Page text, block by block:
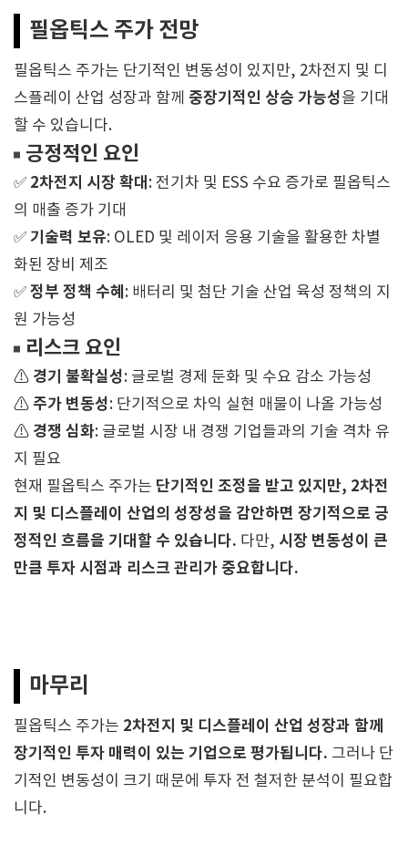
필옵틱스 주가 전망
필옵틱스 주가는 단기적인 변동성이 있지만, 2차전지 및 디
스플레이 산업 성장과 함께 중장기적인 상승 가능성을 기대
할 수 있습니다.
긍정적인 요인
✅ 2차전지 시장 확대 : 전기차 및 ESS 수요 증가로 필옵틱스
의 매출 증가 기대
✅ 기술력 보유: OLED 및 레이저 응용 기술을 활용한 차별
화된 장비 제조
✅ 정부 정책 수혜 : 배터리 및 첨단 기술 산업 육성 정책의 지
원 가능성
리스크 요인
⚠ 경기 불확실성: 글로벌 경제 둔화 및 수요 감소 가능성
⚠ 주가 변동성: 단기적으로 차익 실현 매물이 나올 가능성
⚠ 경쟁 심화: 글로벌 시장 내 경쟁 기업들과의 기술 격차 유
지 필요
현재 필옵틱스 주가는 단기적인 조정을 받고 있지만, 2차전
지 및 디스플레이 산업의 성장성을 감안하면 장기적으로 긍
정적인 흐름을 기대할 수 있습니다. 다만, 시장 변동성이 큰
만큼 투자 시점과 리스크 관리가 중요합니다.
마무리
필옵틱스 주가는 2차전지 및 디스플레이 산업 성장과 함께
장기적인 투자 매력이 있는 기업으로 평가됩니다. 그러나 단
기적인 변동성이 크기 때문에 투자 전 철저한 분석이 필요합
니다.